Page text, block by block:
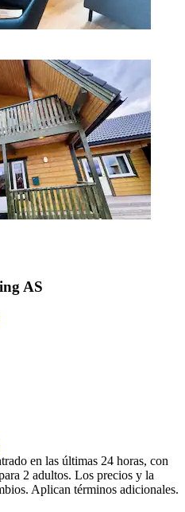
AS
en las últimas 24 horas, con
2 adultos. Los precios y la
Aplican términos adicionales.